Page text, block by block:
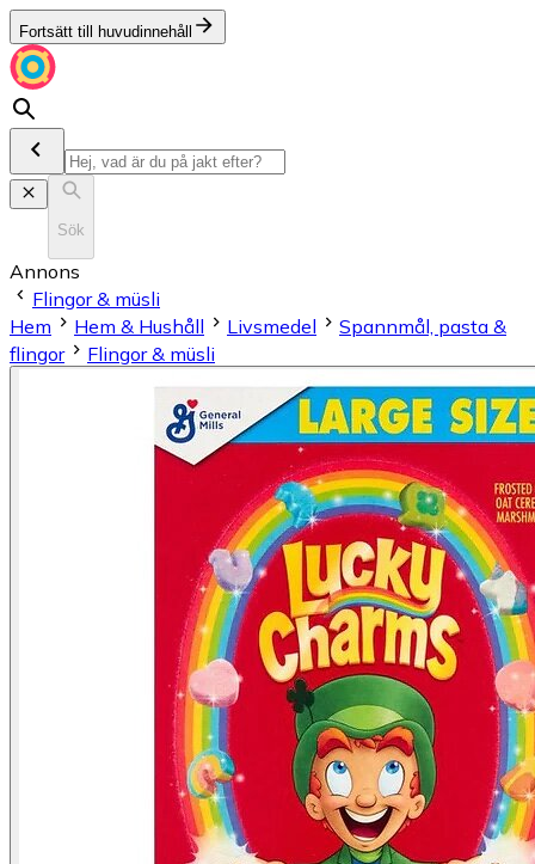
Fortsätt till huvudinnehåll
Sök
Annons
Flingor & müsli
Hem
Hem & Hushåll Livsmedel
Spannmål, pasta &
flingor
Flingor & müsli